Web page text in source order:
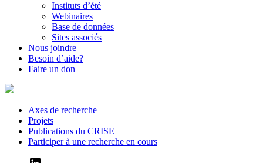
Instituts d’été
Webinaires
Base de données
Sites associés
Nous joindre
Besoin d’aide?
Faire un don
Axes de recherche
Projets
Publications du CRISE
Participer à une recherche en cours